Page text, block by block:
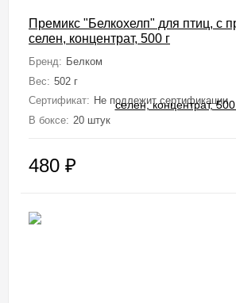
Премикс "Белкохелп" для птиц, с
селен, концентрат, 500 г
Бренд: Белком
Вес: 502 г
Сертификат: Не подлежит сертификации
В боксе: 20 штук
480 ₽